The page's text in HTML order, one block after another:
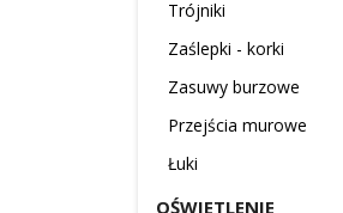
Trójniki
Zaślepki - korki
Zasuwy burzowe
Przejścia murowe
Łuki
OŚWIETLENIE